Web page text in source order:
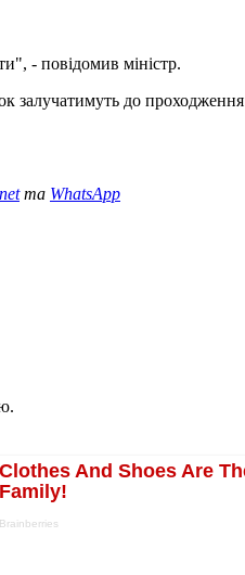
- повідомив міністр.
залучатимуть до
та WhatsApp